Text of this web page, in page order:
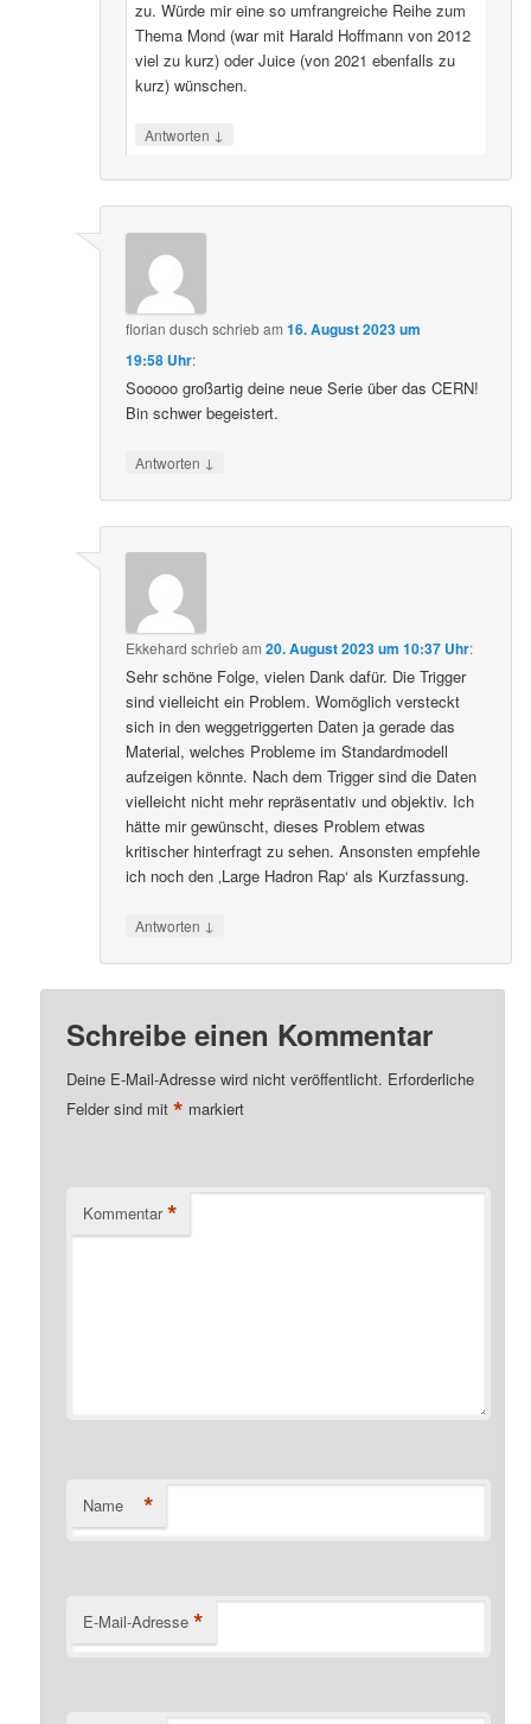
zu. Würde mir eine so umfrangreiche Reihe zum
Thema Mond (war mit Harald Hoffmann von 2012
viel zu kurz) oder Juice (von 2021 ebenfalls zu
kurz) wünschen.
Antworten ↓
florian dusch schriebam16. August 2023 um
19:58 Uhr:
Sooooo großartig deine neue Serie über das CERN!
Bin schwer begeistert.
Antworten ↓
Ekkehard schriebam20. August 2023 um 10:37 Uhr:
Sehr schöne Folge, vielen Dank dafür. Die Trigger
sind vielleicht ein Problem. Womöglich versteckt
sich in den weggetriggerten Daten ja gerade das
Material, welches Probleme im Standardmodell
aufzeigen könnte. Nach dem Trigger sind die Daten
vielleicht nicht mehr repräsentativ und objektiv. Ich
hätte mir gewünscht, dieses Problem etwas
kritischer hinterfragt zu sehen. Ansonsten empfehle
ich noch den ‚Large Hadron Rap‘ als Kurzfassung.
Antworten ↓
Schreibe einen Kommentar
Deine E-Mail-Adresse wird nicht veröffentlicht. Erforderliche
Felder sind mit* markiert
Kommentar *
Name *
E-Mail-Adresse *